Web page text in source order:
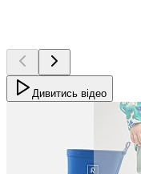
Дивитись відео